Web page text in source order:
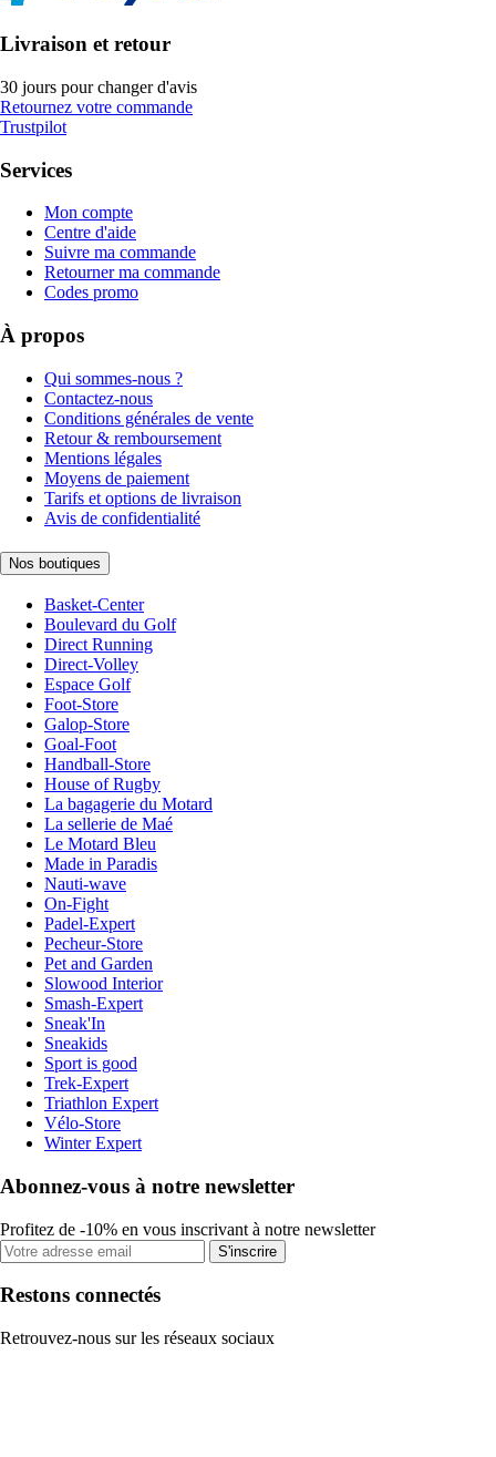
Livraison et retour
30 jours pour changer d'avis
Retournez votre commande
Trustpilot
Services
Mon compte
Centre d'aide
Suivre ma commande
Retourner ma commande
Codes promo
À propos
Qui sommes-nous ?
Contactez-nous
Conditions générales de vente
Retour & remboursement
Mentions légales
Moyens de paiement
Tarifs et options de livraison
Avis de confidentialité
Nos boutiques
Basket-Center
Boulevard du Golf
Direct Running
Direct-Volley
Espace Golf
Foot-Store
Galop-Store
Goal-Foot
Handball-Store
House of Rugby
La bagagerie du Motard
La sellerie de Maé
Le Motard Bleu
Made in Paradis
Nauti-wave
On-Fight
Padel-Expert
Pecheur-Store
Pet and Garden
Slowood Interior
Smash-Expert
Sneak'In
Sneakids
Sport is good
Trek-Expert
Triathlon Expert
Vélo-Store
Winter Expert
Abonnez-vous à notre newsletter
Profitez de -10% en vous inscrivant à notre newsletter
S'inscrire
Restons connectés
Retrouvez-nous sur les réseaux sociaux